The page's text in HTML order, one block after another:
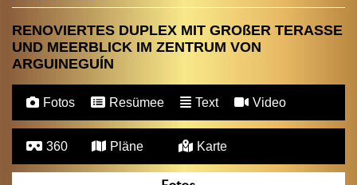
RENOVIERTES DUPLEX MIT GROßER TERASSE
UND MEERBLICK IM ZENTRUM VON
ARGUINEGUÍN
Fotos Resümee Text Video
360 Pläne Karte